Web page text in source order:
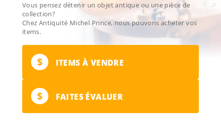
Vous pensez détenir un objet antique ou une pièce de
collection?
Chez Antiquité Michel Prince, nous pouvons acheter vos
items.
$ ITEMS À VENDRE
$ FAITES ÉVALUER